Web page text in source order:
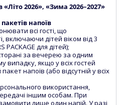
2026», «Зима 2026–2027»
напоїв
всі гості, що
включаючи дітей віком від 3
PACKAGE для дітей);
за вечерею за одним
якщо у всіх гостей
напоїв (або відсутній у всіх
використання,
іншим особам. При
лише один напій. У разі